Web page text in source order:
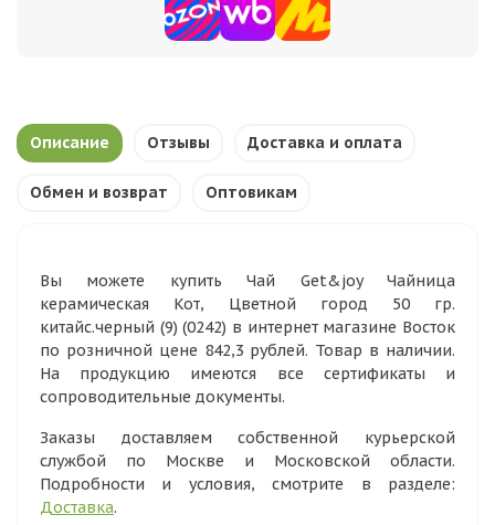
Описание Отзывы Доставка и оплата
Обмен и возврат Оптовикам
Вы можете купить Чай Get&joy Чайница
керамическая Кот, Цветной город 50 гр.
китайс.черный (9) (0242) в интернет магазине Восток
по розничной цене 842,3 рублей. Товар в наличии.
На продукцию имеются все сертификаты и
сопроводительные документы.
Заказы доставляем собственной курьерской
службой по Москве и Московской области.
Подробности и условия, смотрите в разделе:
Доставка.